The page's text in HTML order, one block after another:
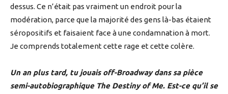
dessus. Ce n’était pas vraiment un endroit pour la
modération, parce que la majorité des gens là-bas étaient
séropositifs et faisaient face à une condamnation à mort.
Je comprends totalement cette rage et cette colère.
Un an plus tard, tu jouais off-Broadway dans sa pièce
semi-autobiographique The Destiny of Me. Est-ce qu’il se